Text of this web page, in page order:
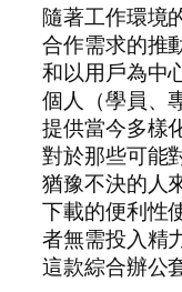
隨著工作環境
合作需求的推
和以用戶為中
個人（學員、
提供當今多樣
對於那些可能
猶豫不決的人
下載的便利性
者無需投入精
這款綜合辦公